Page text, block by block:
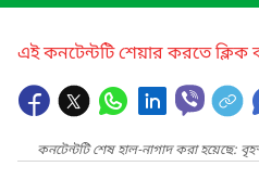
এই কনটেন্টটি শেয়ার করতে
কনটেন্টটি শেষ হাল-নাগাদ করা হয়েছে: